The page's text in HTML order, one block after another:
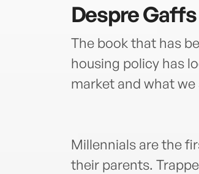
DespreGaffs
The book that has
housing policy has
market and what
Millennials are the
their parents.